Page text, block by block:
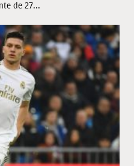
de 27...